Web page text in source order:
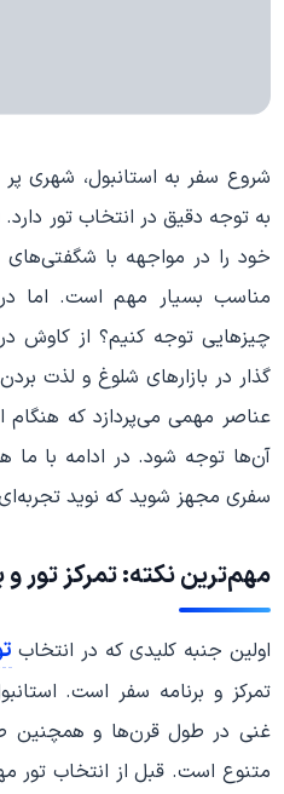
شروع سفر به استانبول، شهری پر
به توجه دقیق در انتخاب تور
خود را در مواجهه با شگفتی‌های
مناسب بسیار مهم است. اما
چیزهایی توجه کنیم؟ از کاوش
گذار در بازارهای شلوغ و لذت
عناصر مهمی می‌پردازد که هنگام
آن‌ها توجه شود. در ادامه با ما
سفری مجهز شوید که نوید
مهم‌ترین نکته: تمرکز تور و
اولین جنبه کلیدی که در انتخاب
تمرکز و برنامه سفر است.
غنی در طول قرن‌ها و همچنین
متنوع است. قبل از انتخاب تور